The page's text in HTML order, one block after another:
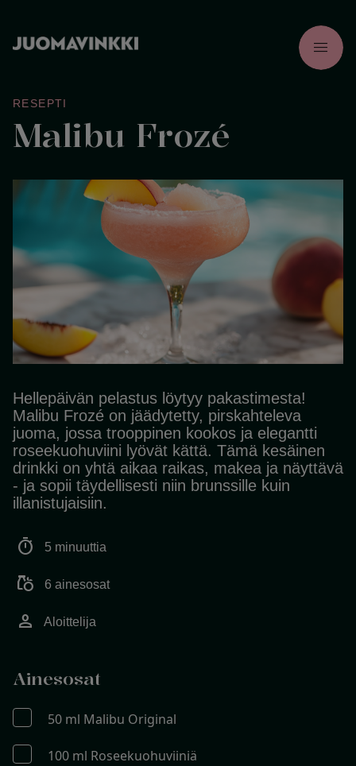
menu
RESEPTI
Malibu Frozé
Hellepäivän pelastus löytyy pakastimesta!
Malibu Frozé on jäädytetty, pirskahteleva
juoma, jossa trooppinen kookos ja elegantti
roseekuohuviini lyövät kättä. Tämä kesäinen
drinkki on yhtä aikaa raikas, makea ja näyttävä
- ja sopii täydellisesti niin brunssille kuin
illanistujaisiin.
timer 5 minuuttia
grocery 6 ainesosat
person Aloittelija
Ainesosat
50 ml Malibu Original
100 ml Roseekuohuviiniä